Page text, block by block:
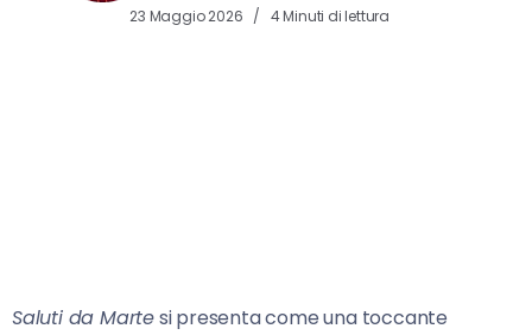
23 Maggio 2026 4 Minuti di lettura
Saluti da Martesi presenta come una toccante